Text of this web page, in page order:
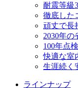
耐震等級
徹底した
頑丈で長
2030年の
100年点
快適な室
生涯続く
ラインナップ